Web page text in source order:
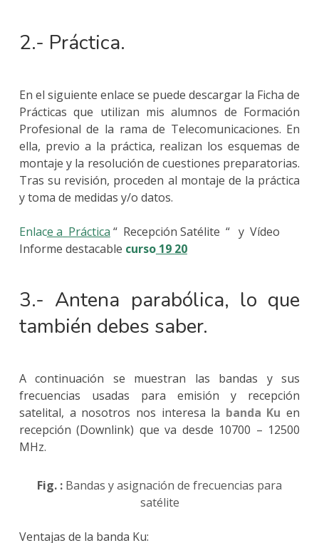
2.- Práctica.
En el siguiente enlace se puede descargar la Ficha de
Prácticas que utilizan mis alumnos de Formación
Profesional de la rama de Telecomunicaciones. En
ella, previo a la práctica, realizan los esquemas de
montaje y la resolución de cuestiones preparatorias.
Tras su revisión, proceden al montaje de la práctica
y toma de medidas y/o datos.
Enlace a Práctica “Recepción Satélite “y Vídeo
Informe destacable curso19 20
3.- Antena parabólica, lo que
también debes saber.
A continuación se muestran las bandas y sus
frecuencias usadas para emisión y recepción
satelital, a nosotros nos interesa la banda Ku en
recepción (Downlink) que va desde 10700 – 12500
MHz.
Fig. : Bandas y asignación de frecuencias para
satélite
Ventajas de la banda Ku: